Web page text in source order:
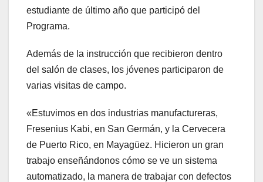
estudiante de último año que participó del
Programa.
Además de la instrucción que recibieron dentro
del salón de clases, los jóvenes participaron de
varias visitas de campo.
«Estuvimos en dos industrias manufactureras,
Fresenius Kabi, en San Germán, y la Cervecera
de Puerto Rico, en Mayagüez. Hicieron un gran
trabajo enseñándonos cómo se ve un sistema
automatizado, la manera de trabajar con defectos